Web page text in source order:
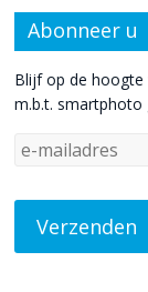
Abonneer u
Blijf op de
m.b.t. smartphoto